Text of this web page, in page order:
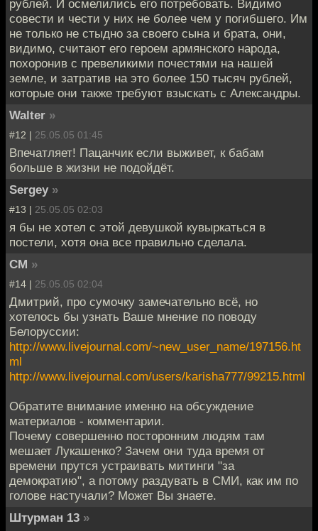
рублей. И осмелились его потребовать. Видимо
совести и чести у них не более чем у погибшего. Им
не только не стыдно за своего сына и брата, они,
видимо, считают его героем армянского народа,
похоронив с превеликими почестями на нашей
земле, и затратив на это более 150 тысяч рублей,
которые они также требуют взыскать с Александры.
Walter »
#12 | 25.05.05 01:45
Впечатляет! Пацанчик если выживет, к бабам
больше в жизни не подойдёт.
Sergey »
#13 | 25.05.05 02:03
я бы не хотел с этой девушкой кувыркаться в
постели, хотя она все правильно сделала.
СМ »
#14 | 25.05.05 02:04
Дмитрий, про сумочку замечательно всё, но
хотелось бы узнать Ваше мнение по поводу
Белоруссии:
http://www.livejournal.com/~new_user_name/197156.ht
ml
http://www.livejournal.com/users/karisha777/99215.html
Обратите внимание именно на обсуждение
материалов - комментарии.
Почему совершенно посторонним людям там
мешает Лукашенко? Зачем они туда время от
времени прутся устраивать митинги "за
демократию", а потому раздувать в СМИ, как им по
голове настучали? Может Вы знаете.
Штурман 13 »